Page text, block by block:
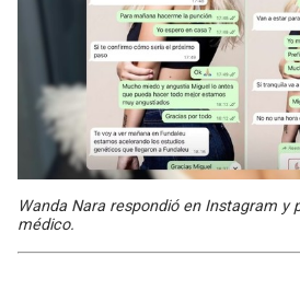
Wanda Nara respondió en Instagram y
médico.